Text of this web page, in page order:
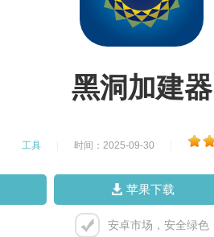
黑洞加建器
工具 时间：2025-09-30
苹果下载
安卓市场，安全绿色